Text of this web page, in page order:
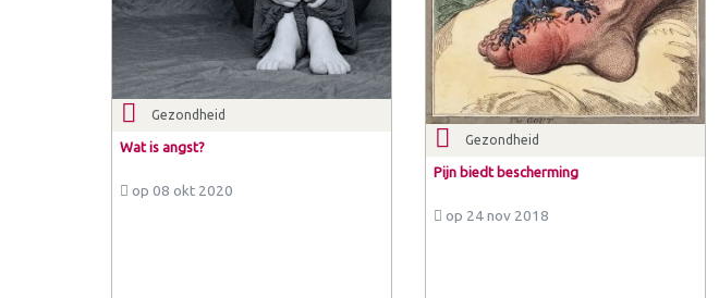
Gezondheid
Wat is angst?
op 08 okt 2020
Gezondheid
Pijn biedt bescherming
op 24 nov 2018